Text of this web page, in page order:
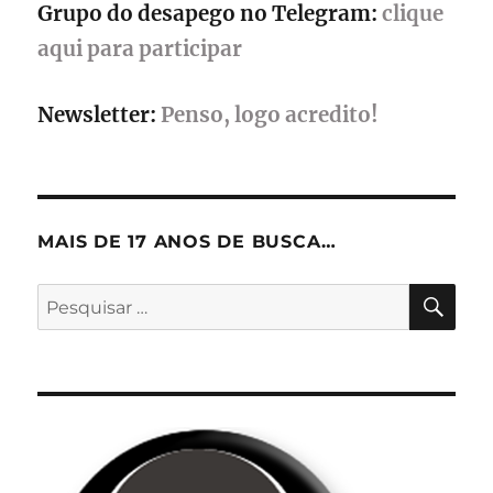
Grupo do desapego no Telegram: clique
aqui para participar
Newsletter: Penso, logo acredito!
MAIS DE 17 ANOS DE BUSCA…
Pesquisar
por: